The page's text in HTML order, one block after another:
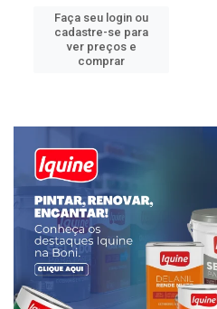
Faça seu login ou
cadastre-se para
ver preços e
comprar